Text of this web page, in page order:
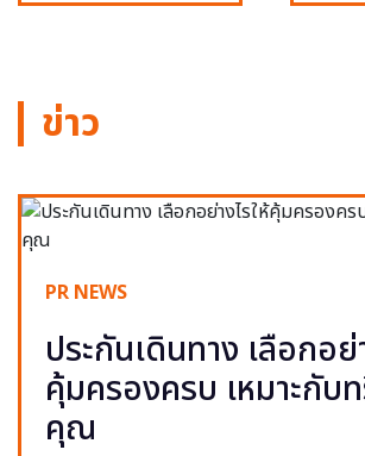
ข่าว
PR NEWS
ประกันเดินทาง เลือกอย่
คุ้มครองครบ เหมาะกับ
คุณ